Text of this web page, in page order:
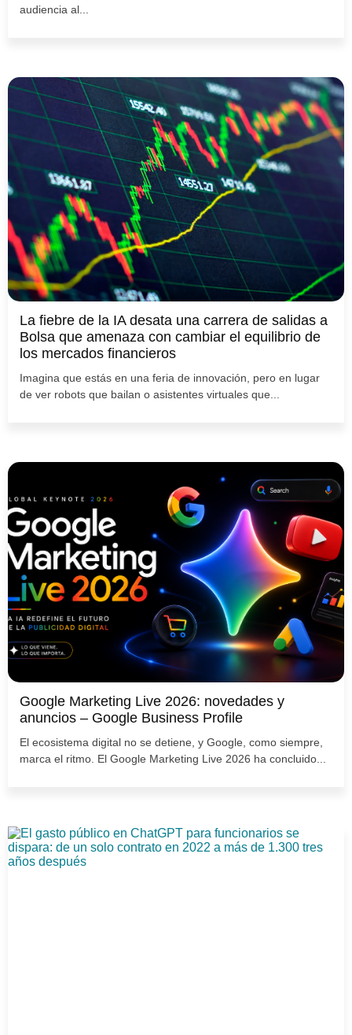
audiencia al...
La fiebre de la IA desata una carrera de salidas a
Bolsa que amenaza con cambiar el equilibrio de
los mercados financieros
Imagina que estás en una feria de innovación, pero en lugar
de ver robots que bailan o asistentes virtuales que...
Google Marketing Live 2026: novedades y
anuncios – Google Business Profile
El ecosistema digital no se detiene, y Google, como siempre,
marca el ritmo. El Google Marketing Live 2026 ha concluido...